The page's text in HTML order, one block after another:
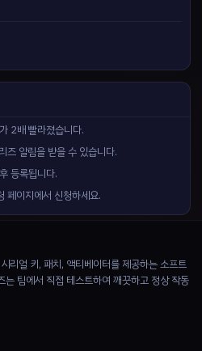
2배 빨라졌습니다.
즈 알림을 받을 수 있습니다.
등록됩니다.
페이지에서 신청하세요.
얼 키, 패치, 액티베이터를 제공하는 소프트
팀에서 직접 테스트하여 깨끗하고 정상 작동